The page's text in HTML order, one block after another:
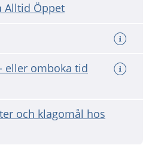
Alltid Öppet
eller omboka tid
och klagomål hos